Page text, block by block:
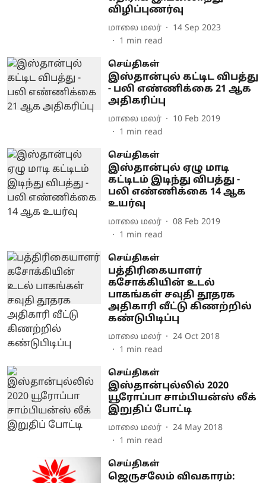
விழிப்புணர்வு
மாலை மலர்
14 Sep 2023
1 min read
செய்திகள்
இஸ்தான்புல் கட்டிட விபத்து
- பலி எண்ணிக்கை 21 ஆக
அதிகரிப்பு
மாலை மலர்
10 Feb 2019
1 min read
செய்திகள்
இஸ்தான்புல் ஏழு மாடி
கட்டிடம் இடிந்து விபத்து -
பலி எண்ணிக்கை 14 ஆக
உயர்வு
மாலை மலர்
08 Feb 2019
1 min read
செய்திகள்
பத்திரிகையாளர்
கசோக்கியின் உடல்
பாகங்கள் சவுதி தூதரக
அதிகாரி வீட்டு கிணற்றில்
கண்டுபிடிப்பு
மாலை மலர்
24 Oct 2018
1 min read
செய்திகள்
இஸ்தான்புல்லில் 2020
யூரோப்பா சாம்பியன்ஸ் லீக்
இறுதிப் போட்டி
மாலை மலர்
24 May 2018
1 min read
செய்திகள்
ஜெருசலேம் விவகாரம்: